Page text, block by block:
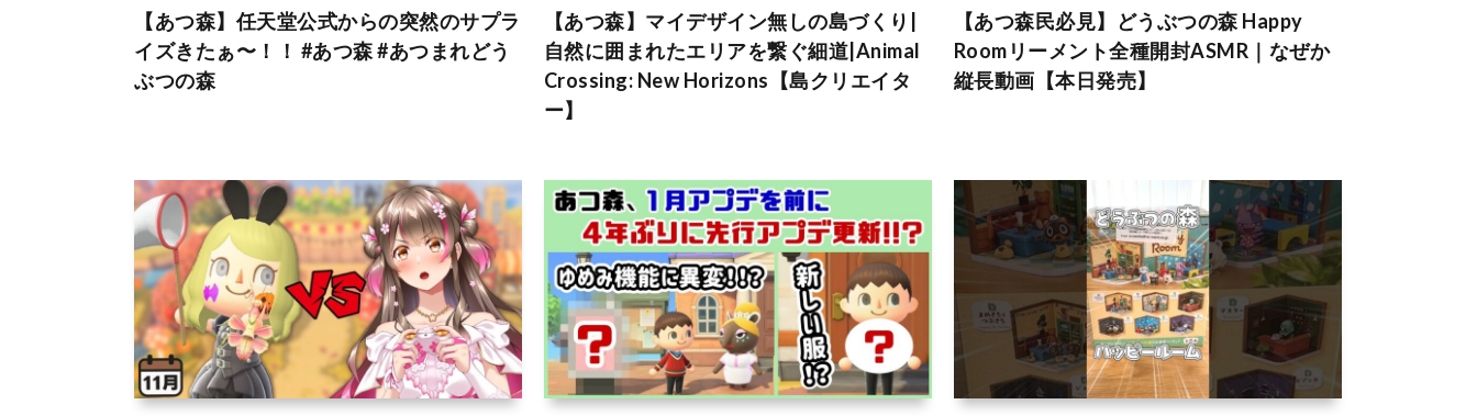
【あつ森】任天堂公式からの突然のサプラ
イズきたぁ〜！！ #あつ森 #あつまれどう
ぶつの森
【あつ森】マイデザイン無しの島づくり|
自然に囲まれたエリアを繋ぐ細道|Animal
Crossing: New Horizons【島クリエイタ
ー】
【あつ森民必見】どうぶつの森 Happy
Roomリーメント全種開封ASMR｜なぜか
縦長動画【本日発売】